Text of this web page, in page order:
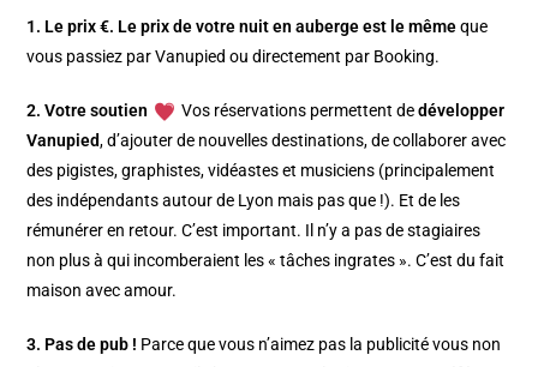
1. Le prix €. Le prix de votre nuit en auberge est le mêmeque
vous passiez par Vanupied ou directement par Booking.
2. Votre soutien Vos réservations permettent dedévelopper
Vanupied, d’ajouter de nouvelles destinations, de collaborer avec
des pigistes, graphistes, vidéastes et musiciens (principalement
des indépendants autour de Lyon mais pas que !). Et de les
rémunérer en retour. C’est important. Il n’y a pas de stagiaires
non plus à qui incomberaient les « tâches ingrates ». C’est du fait
maison avec amour.
3. Pas de pub ! Parce que vous n’aimez pas la publicité vous non